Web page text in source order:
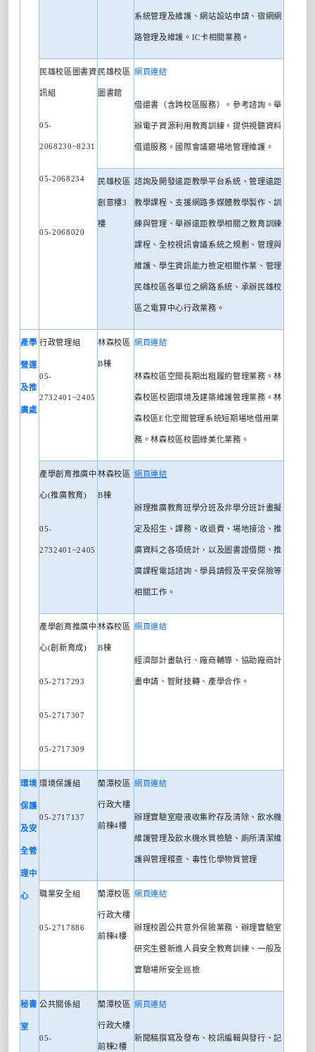
系統管理及維護、網站設站申請、宿網網
路管理及維護。 IC卡相關業務。
民雄校區圖書資
訊組
05-
2068230~8231
05-2068234
05-2068020
民雄校區
圖書館
網頁連結
借還書（含跨校區服務）。參考諮詢。舉
辦電子資源利用教育訓練。提供視聽資料
借還服務。國際會議廳場地管理維護。
民雄校區
創意樓3
樓
諮詢及開發遠距教學平台系統、管理遠距
教學課程、支援網路多媒體教學製作、訓
練與管理、舉辦遠距教學相關之教育訓練
課程、全校視訊會議系統之規劃、管理與
維護、學生資訊能力檢定相關作業、管理
民雄校區各單位之網路系統、承辦民雄校
區之電算中心行政業務。
產學
營運
及推
廣處
行政管理組
05-
2732401~2405
林森校區
B棟
網頁連結
林森校區空間長期出租履約管理業務。林
森校區校園環境及建築維護管理業務。林
森校區E化空間管理系統短期場地借用業
務。林森校區校園綠美化業務。
產學創育推廣中
心(推廣教育)
05-
2732401~2405
林森校區
B棟
網頁連結
辦理推廣教育班學分班及非學分班計畫擬
定及招生、課務、收退費、場地接洽、推
廣資料之各項統計，以及圖書證借閱、推
廣課程電話諮詢、學員請假及平安保險等
相關工作。
產學創育推廣中
心(創新育成)
05-2717293
05-2717307
05-2717309
林森校區
B棟
網頁連結
經濟部計畫執行、廠商輔導、協助廠商計
畫申請、智財技轉、產學合作。
環境
保護
及安
全管
理中
心
環境保護組
05-2717137
蘭潭校區
行政大樓
前棟4樓
網頁連結
辦理實驗室廢液收集貯存及清除、飲水機
維護管理及飲水機水質檢驗、廁所清潔維
護與管理稽查、毒性化學物質管理
職業安全組
05-2717886
蘭潭校區
行政大樓
前棟4樓
網頁連結
辦理校園公共意外保險業務、辦理實驗室
研究生暨新進人員安全教育訓練、一般及
實驗場所安全巡檢
秘書
室
公共關係組
05-
蘭潭校區
行政大樓
前棟2樓
網頁連結
新聞稿撰寫及發布、校訊編輯與發行、記